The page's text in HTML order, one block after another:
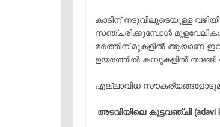
കാടിന് നടുവിലൂടെയുള്ള
സഞ്ചരിക്കുമ്പോൾ
മരത്തിന് മുകളിൽ ആയാണ്
ഉയരത്തിൽ കമ്പുകളിൽ
എല്ലാവിധ
അടവിയിലെ കുട്ടവഞ്ചി (adavi